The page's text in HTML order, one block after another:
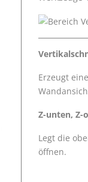
Erzeugt
Z-unten, Z-
Legt die
öffnen.